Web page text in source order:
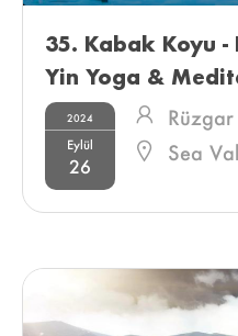
35.⁠ ⁠Kabak Koyu
Yin Yoga &
2024
Eylül
26
Sea